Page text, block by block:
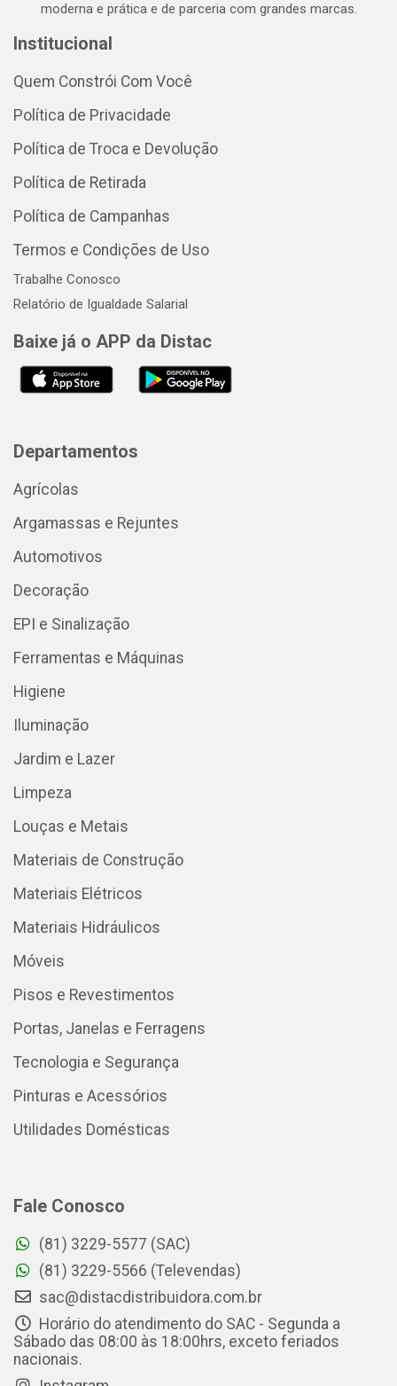
moderna e prática e de parceria com grandes marcas.
Institucional
Quem Constrói Com Você
Política de Privacidade
Política de Troca e Devolução
Política de Retirada
Política de Campanhas
Termos e Condições de Uso
Trabalhe Conosco
Relatório de Igualdade Salarial
Baixe já o APP da Distac
Departamentos
Agrícolas
Argamassas e Rejuntes
Automotivos
Decoração
EPI e Sinalização
Ferramentas e Máquinas
Higiene
Iluminação
Jardim e Lazer
Limpeza
Louças e Metais
Materiais de Construção
Materiais Elétricos
Materiais Hidráulicos
Móveis
Pisos e Revestimentos
Portas, Janelas e Ferragens
Tecnologia e Segurança
Pinturas e Acessórios
Utilidades Domésticas
Fale Conosco
(81) 3229-5577 (SAC)
(81) 3229-5566 (Televendas)
sac@distacdistribuidora.com.br
Horário do atendimento do SAC - Segunda a
Sábado das 08:00 às 18:00hrs, exceto feriados
nacionais.